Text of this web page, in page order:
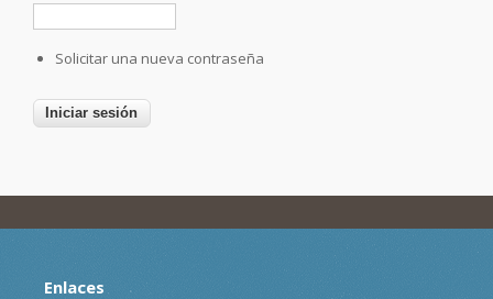
Solicitar una nueva contraseña
Enlaces